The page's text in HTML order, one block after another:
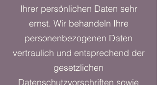
Ihrer persönlichen Daten sehr
ernst. Wir behandeln Ihre
personenbezogenen Daten
vertraulich und entsprechend der
gesetzlichen
Datenschutzvorschriften sowie